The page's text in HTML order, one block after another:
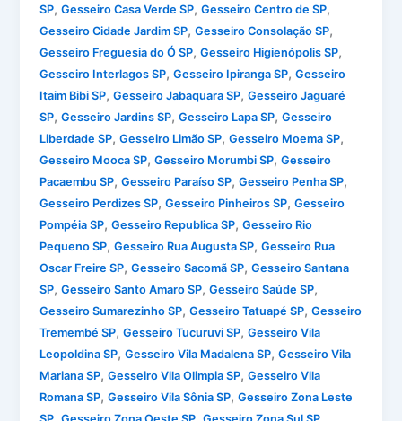
SP,Gesseiro Casa Verde SP,Gesseiro Centro de SP,
Gesseiro Cidade Jardim SP,Gesseiro Consolação SP,
Gesseiro Freguesia do Ó SP,Gesseiro Higienópolis SP,
Gesseiro Interlagos SP,Gesseiro Ipiranga SP,Gesseiro
Itaim Bibi SP,Gesseiro Jabaquara SP,Gesseiro Jaguaré
SP,Gesseiro Jardins SP,Gesseiro Lapa SP,Gesseiro
Liberdade SP,Gesseiro Limão SP,Gesseiro Moema SP,
Gesseiro Mooca SP,Gesseiro Morumbi SP,Gesseiro
Pacaembu SP,Gesseiro Paraíso SP,Gesseiro Penha SP,
Gesseiro Perdizes SP,Gesseiro Pinheiros SP,Gesseiro
Pompéia SP,Gesseiro Republica SP,Gesseiro Rio
Pequeno SP,Gesseiro Rua Augusta SP,Gesseiro Rua
Oscar Freire SP,Gesseiro Sacomã SP,Gesseiro Santana
SP,Gesseiro Santo Amaro SP,Gesseiro Saúde SP,
Gesseiro Sumarezinho SP,Gesseiro Tatuapé SP,Gesseiro
Tremembé SP,Gesseiro Tucuruvi SP,Gesseiro Vila
Leopoldina SP,Gesseiro Vila Madalena SP,Gesseiro Vila
Mariana SP,Gesseiro Vila Olimpia SP,Gesseiro Vila
Romana SP,Gesseiro Vila Sônia SP,Gesseiro Zona Leste